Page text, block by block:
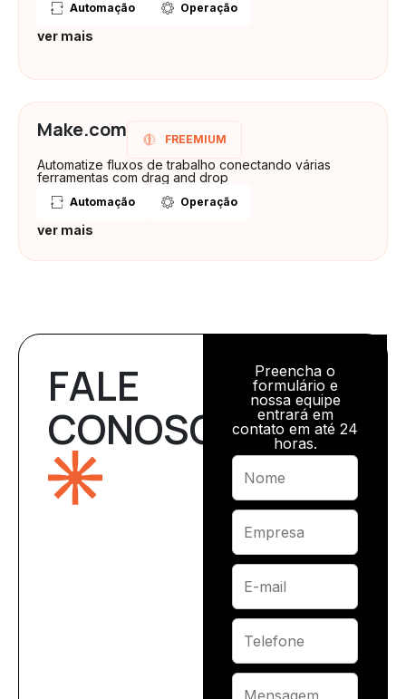
Automação Operação
ver mais
Make.com FREEMIUM
Automatize fluxos de trabalho conectando várias
ferramentas com drag and drop
Automação Operação
ver mais
FALE
CONOSCO
Preencha o
formulário e
nossa equipe
entrará em
contato em até 24
horas.